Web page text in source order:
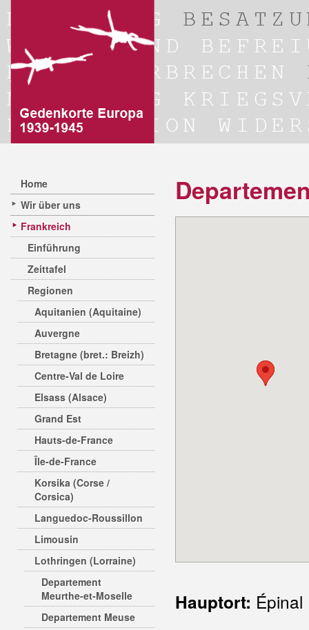
Home
Wir über uns
Frankreich
Einführung
Zeittafel
Regionen
Aquitanien (Aquitaine)
Auvergne
Bretagne (bret.: Breizh)
Centre-Val de Loire
Elsass (Alsace)
Grand Est
Hauts-de-France
Île-de-France
Korsika (Corse /
Corsica)
Languedoc-Roussillon
Limousin
Lothringen (Lorraine)
Departement
Meurthe-et-Moselle
Departement Meuse
Hauptort: Épinal